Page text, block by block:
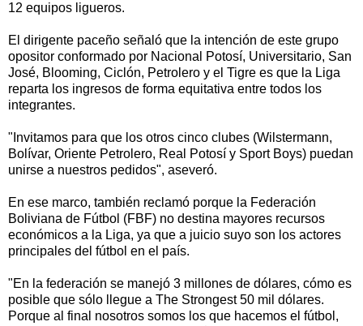
12 equipos ligueros.
El dirigente paceño señaló que la intención de este grupo
opositor conformado por Nacional Potosí, Universitario, San
José, Blooming, Ciclón, Petrolero y el Tigre es que la Liga
reparta los ingresos de forma equitativa entre todos los
integrantes.
"Invitamos para que los otros cinco clubes (Wilstermann,
Bolívar, Oriente Petrolero, Real Potosí y Sport Boys) puedan
unirse a nuestros pedidos", aseveró.
En ese marco, también reclamó porque la Federación
Boliviana de Fútbol (FBF) no destina mayores recursos
económicos a la Liga, ya que a juicio suyo son los actores
principales del fútbol en el país.
"En la federación se manejó 3 millones de dólares, cómo es
posible que sólo llegue a The Strongest 50 mil dólares.
Porque al final nosotros somos los que hacemos el fútbol,